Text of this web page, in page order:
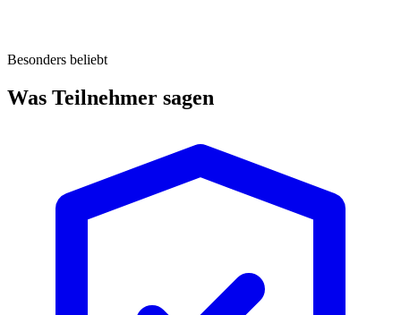
Besonders beliebt
Was Teilnehmer sagen